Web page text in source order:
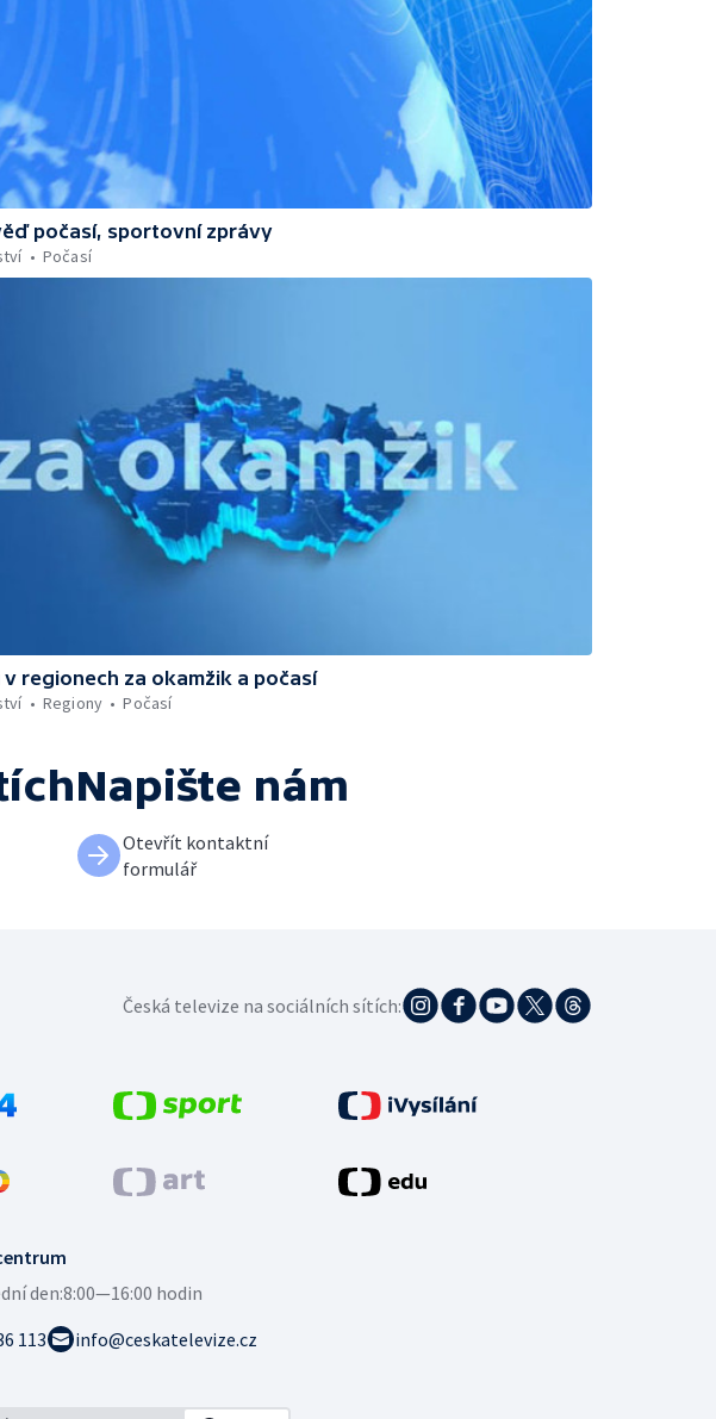
počasí, sportovní zprávy
Počasí
v regionech za okamžik a počasí
Regiony Počasí
Napište nám
Otevřít kontaktní
formulář
den:8:00—16:00 hodin
113
info@ceskatelevize.cz
Česká televize na sociálních sítích: